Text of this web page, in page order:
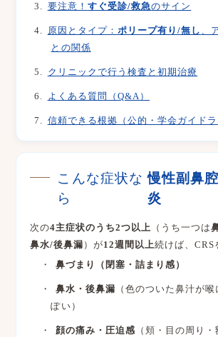
要注意！ すぐ受診/救急のサイン
原因とタイプ： ポリープ有り/無し 、
との関係
クリニックで行う検査と初期治療
よくある質問（Q&A）
信頼できる根拠（公的・学会ガイドラ
こんな症状な
ら
慢性副鼻腔
炎
次の4主症状のうち2つ以上 （うち一つは
鼻水/後鼻漏 ）が12週間以上続けば、CRS
鼻づまり（閉塞・詰まり感）
鼻水・後鼻漏 （色のついた鼻汁が
ぽい）
顔の痛み・圧迫感 （頬・目の周り・